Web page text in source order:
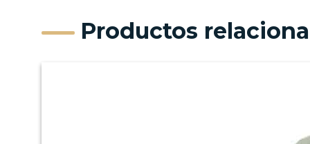
Productos